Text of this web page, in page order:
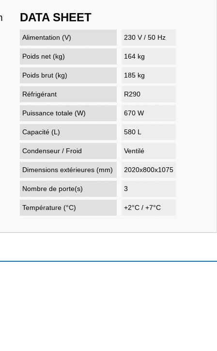
DATA SHEET
Alimentation (V) 230 V / 50 Hz
Poids net (kg) 164 kg
Poids brut (kg) 185 kg
Réfrigérant R290
Puissance totale (W) 670 W
Capacité (L) 580 L
Condenseur / Froid Ventilé
Dimensions extérieures (mm) 2020x800x1075
Nombre de porte(s) 3
Température (°C) +2°C / +7°C